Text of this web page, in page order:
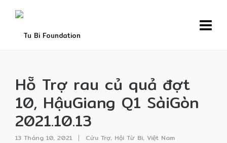
Hỗ Trợ rau củ quả đợt
10, HậuGiang Q1 SàiGòn
2021.10.13
13 Tháng 10, 2021 Cứu Trợ, Hội Từ Bi, Việt Nam